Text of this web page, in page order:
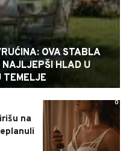
OVA STABLA
HLAD U
TEMELJE
0
na